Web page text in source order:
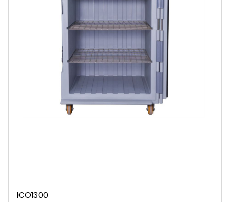
ICO1300